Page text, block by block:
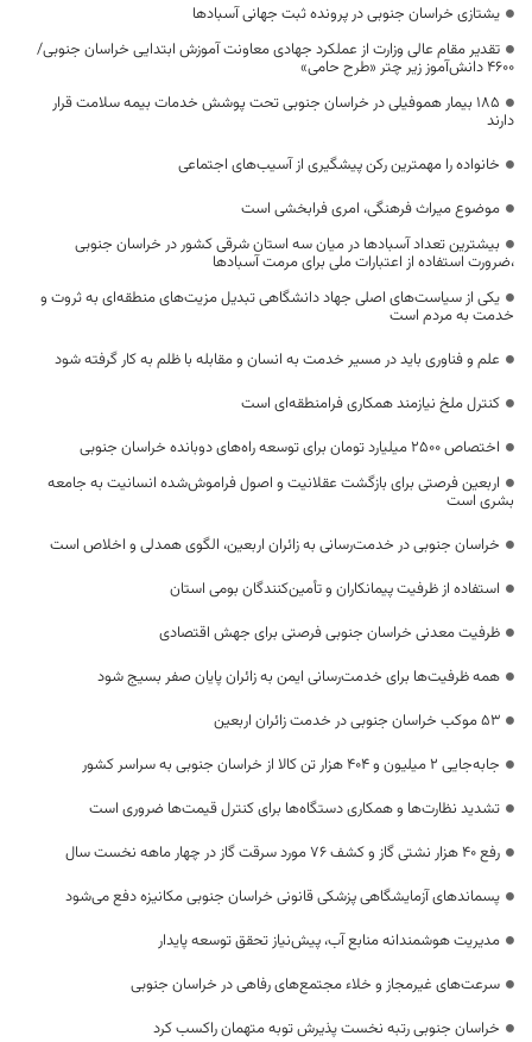
یشتازی خراسان جنوبی در پرونده ثبت جهانی آسبادها
تقدیر مقام عالی وزارت از عملکرد جهادی معاونت آموزش ابتدایی خراسان جنوبی/
۴۶۰۰ دانش‌آموز زیر چتر «طرح حامی»
۱۸۵ بیمار هموفیلی در خراسان جنوبی تحت پوشش خدمات بیمه سلامت قرار
دارند
خانواده را مهمترین رکن پیشگیری از آسیب‌های اجتماعی
موضوع میراث فرهنگی، امری فرابخشی است
بیشترین تعداد آسبادها در میان سه استان شرقی کشور در خراسان جنوبی
،ضرورت استفاده از اعتبارات ملی برای مرمت آسبادها
یکی از سیاست‌های اصلی جهاد دانشگاهی تبدیل مزیت‌های منطقه‌ای به ثروت و
خدمت به مردم است
علم و فناوری باید در مسیر خدمت به انسان و مقابله با ظلم به کار گرفته شود
کنترل ملخ نیازمند همکاری فرامنطقه‌ای است
اختصاص 2500 میلیارد تومان برای توسعه راه‌های دوبانده خراسان جنوبی
اربعین فرصتی برای بازگشت عقلانیت و اصول فراموش‌شده انسانیت به جامعه
بشری است
خراسان جنوبی در خدمت‌رسانی به زائران اربعین، الگوی همدلی و اخلاص است
استفاده از ظرفیت پیمانکاران و تأمین‌کنندگان بومی استان
ظرفیت معدنی خراسان جنوبی فرصتی برای جهش اقتصادی
همه ظرفیت‌ها برای خدمت‌رسانی ایمن به زائران پایان صفر بسیج شود
53 موکب خراسان جنوبی در خدمت زائران اربعین
جابه‌جایی 2 میلیون و 404 هزار تن کالا از خراسان جنوبی به سراسر کشور
تشدید نظارت‌ها و همکاری دستگاه‌ها برای کنترل قیمت‌ها ضروری است
رفع 40 هزار نشتی گاز و کشف 76 مورد سرقت گاز در چهار ماهه نخست سال
پسماندهای آزمایشگاهی پزشکی قانونی خراسان جنوبی مکانیزه دفع می‌شود
مدیریت هوشمندانه منابع آب، پیش‌نیاز تحقق توسعه پایدار
سرعت‌های غیرمجاز و خلاء مجتمع‌های رفاهی در خراسان جنوبی
خراسان جنوبی رتبه نخست پذیرش توبه متهمان راکسب کرد